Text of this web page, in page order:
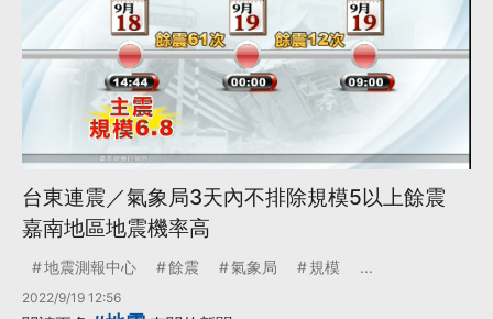
台東連震／氣象局3天內不排除規模5以上餘震
嘉南地區地震機率高
地震測報中心 餘震 氣象局 規模 ...
2022/9/19 12:56